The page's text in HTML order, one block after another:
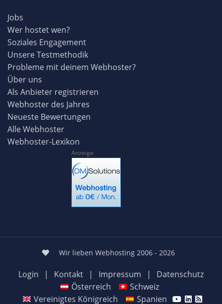
Jobs
Wer hostet wen?
Soziales Engagement
Unsere Testmethodik
Probleme mit deinem Webhoster?
Über uns
Als Anbieter registrieren
Webhoster des Jahres
Neueste Bewertungen
Alle Webhoster
Webhoster-Lexikon
Anzeige
Wir lieben Webhosting 2006 - 2026
Login | Kontakt | Impressum |
Datenschutz
Österreich
Schweiz
Vereinigtes Königreich
Spanien